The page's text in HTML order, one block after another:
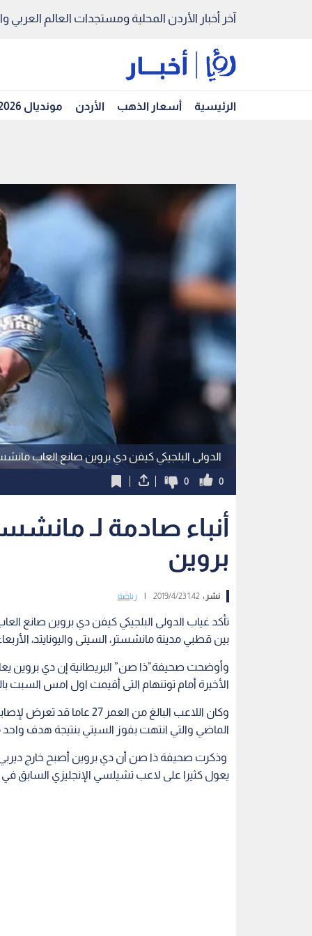
آخر أخبار الأردن المحلية ومستجدات العالم العربي
الرئيسية أسعار الذهب الأردن مونديال 2026
الدولى البلجيكي كيفن دي بروين صانع العاب
0
0
أنباء صادمة لـ
بروين
نشر :1:42 2019/4/23 رياضة
تأكد غياب الدولى البلجيكي كيفن دي بروين صانع
بين قطبي مدينة مانشستر، السيتى واليونايتد،
وأوضحت صحيفة”ذا صن” البريطانية إن دي بروين
الأخيرة أمام توتنهام التى أقيمت اول امس السبت
وكان اللاعب البالغ من
الماضي والتي انتهت بفوز السيتي بنتيجة هدف
وذكرت صحيفة ذا صن أن دي بروين أصبح خارج
يعول كثيرا على لاعب تشيلسي الإنجليزي السابق